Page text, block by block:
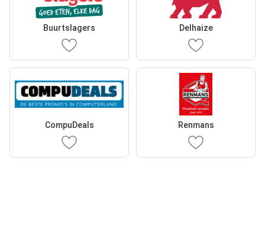
Buurtslagers Delhaize
CompuDeals Renmans